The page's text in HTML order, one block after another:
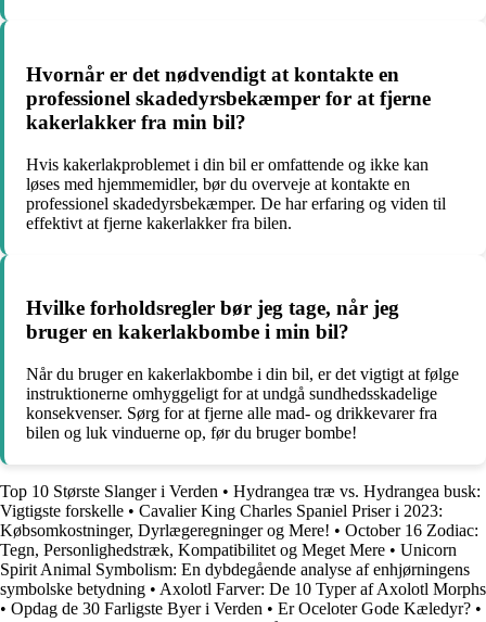
Hvornår er det nødvendigt at kontakte en
professionel skadedyrsbekæmper for at fjerne
kakerlakker fra min bil?
Hvis kakerlakproblemet i din bil er omfattende og ikke kan
løses med hjemmemidler, bør du overveje at kontakte en
professionel skadedyrsbekæmper. De har erfaring og viden til
effektivt at fjerne kakerlakker fra bilen.
Hvilke forholdsregler bør jeg tage, når jeg
bruger en kakerlakbombe i min bil?
Når du bruger en kakerlakbombe i din bil, er det vigtigt at følge
instruktionerne omhyggeligt for at undgå sundhedsskadelige
konsekvenser. Sørg for at fjerne alle mad- og drikkevarer fra
bilen og luk vinduerne op, før du bruger bombe!
Top 10 Største Slanger i Verden • Hydrangea træ vs. Hydrangea busk:
Vigtigste forskelle • Cavalier King Charles Spaniel Priser i 2023:
Købsomkostninger, Dyrlægeregninger og Mere! • October 16 Zodiac:
Tegn, Personlighedstræk, Kompatibilitet og Meget Mere • Unicorn
Spirit Animal Symbolism: En dybdegående analyse af enhjørningens
symbolske betydning • Axolotl Farver: De 10 Typer af Axolotl Morphs
• Opdag de 30 Farligste Byer i Verden • Er Oceloter Gode Kæledyr? •